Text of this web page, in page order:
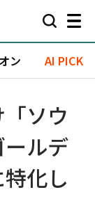
ン AI PICK
ソウ
ルデ
化し